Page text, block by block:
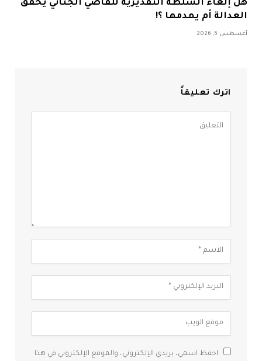
هل إلغاء السلطة التقديرية للقاضي الجنائي يحقق
العدالة أم يهدمها ؟!
أغسطس 5, 2026
اترك تعليقاً
احفظ اسمي، بريدي الإلكتروني، والموقع الإلكتروني في هذا